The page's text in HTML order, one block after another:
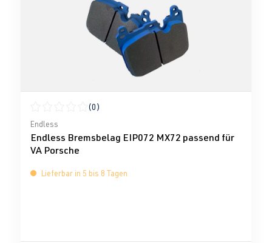
Durchschnittliche Bewertung von 0 von 5 Sternen
(0)
Endless
Endless Bremsbelag EIP072 MX72 passend für
VA Porsche
Lieferbar in 5 bis 8 Tagen